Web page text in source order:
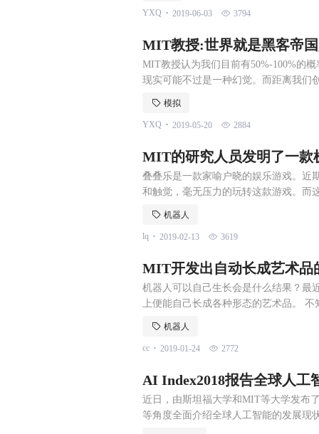
它就能测到物体、物体的重量等，而且
YXQ . 2019-06-03 3794
MIT教授:世界就是黑客帝
MIT教授认为我们目前有50%-100%的
现实可能不过是一种幻觉。而距离我们
典的赛博朋克作品《黑客帝国》描绘了
模拟
YXQ . 2019-05-20 2884
MIT的研究人员发明了一款
积木层层叠游戏
叠叠乐是一款家喻户晓的娱乐游戏。近
和触觉，毫无压力的玩转这款游戏。而
会有一种“釜底抽薪”的感觉。 而这个游
机器人
lq . 2019-02-13 3619
MIT开发出自动长成艺术品
机器人可以自己生长会是什么结果？最
上便能自己长成各种形态的艺术品。
享的Fiberbots绕线机器人就深谙此道，
机器人
cc . 2019-01-24 2772
AI Index2018报告全球人工
近日，由斯坦福大学和MIT等大学发布
等角度全面介绍全球人工智能的发展现